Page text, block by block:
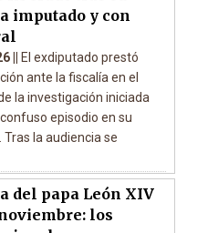
imputado y con
||
El exdiputado prestó
ante la fiscalía en el
la investigación iniciada
episodio en su
la audiencia se
del papa León XIV
los